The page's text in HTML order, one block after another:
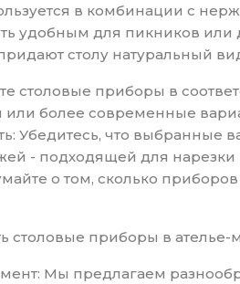
в комбинации с
удобным для пикников
столу натуральный
столовые приборы в
более современные
Убедитесь, что
- подходящей для нарезки
о том, сколько
столовые приборы в ателье-
Мы предлагаем